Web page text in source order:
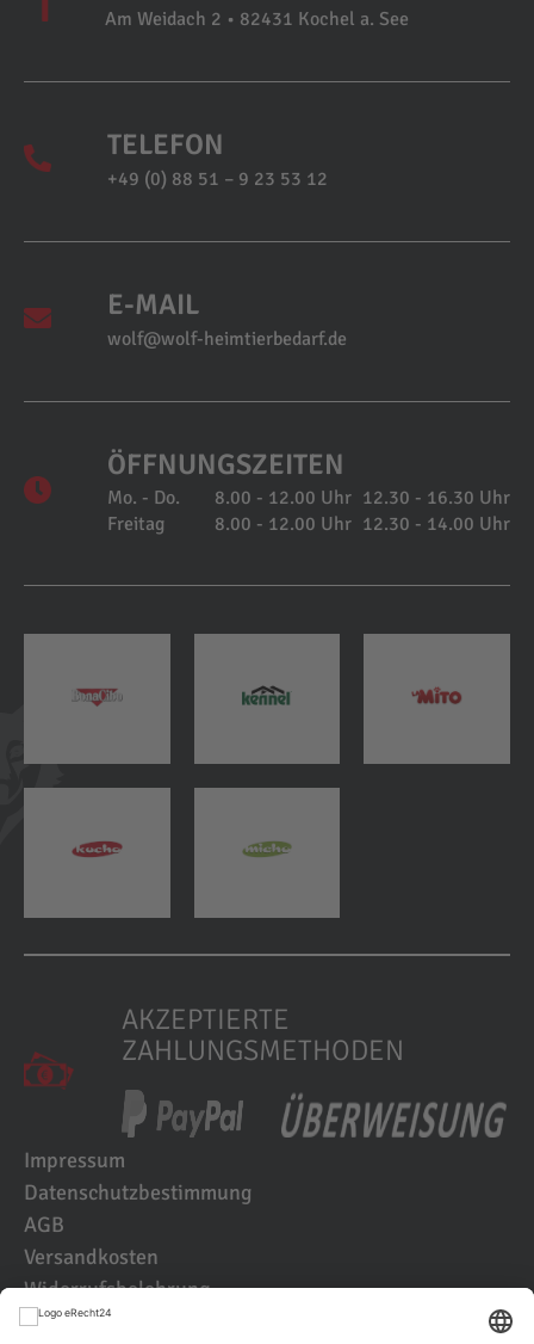
Am Weidach 2 • 82431 Kochel a. See
TELEFON
+49 (0) 88 51 – 9 23 53 12
E-MAIL
wolf@wolf-heimtierbedarf.de
ÖFFNUNGSZEITEN
Mo. - Do. 8.00 - 12.00 Uhr 12.30 - 16.30 Uhr
Freitag
8.00 - 12.00 Uhr 12.30 - 14.00 Uhr
AKZEPTIERTE
ZAHLUNGSMETHODEN
Impressum
Datenschutzbestimmung
AGB
Versandkosten
Widerrufsbelehrung
Kundenbewertungen